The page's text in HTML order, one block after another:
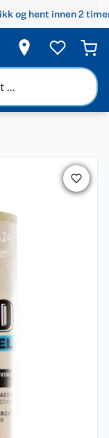
og hent innen 2